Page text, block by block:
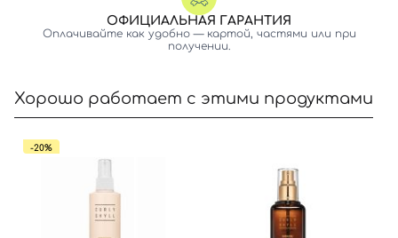
ОФИЦИАЛЬНАЯ ГАРАНТИЯ
Оплачивайте как удобно — картой, частями или при
получении.
Хорошо работает с этими продуктами
-20%